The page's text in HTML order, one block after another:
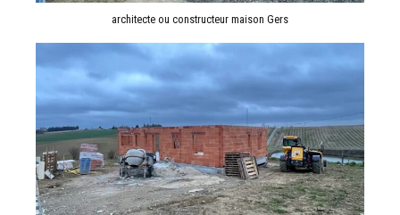
architecte ou constructeur maison Gers